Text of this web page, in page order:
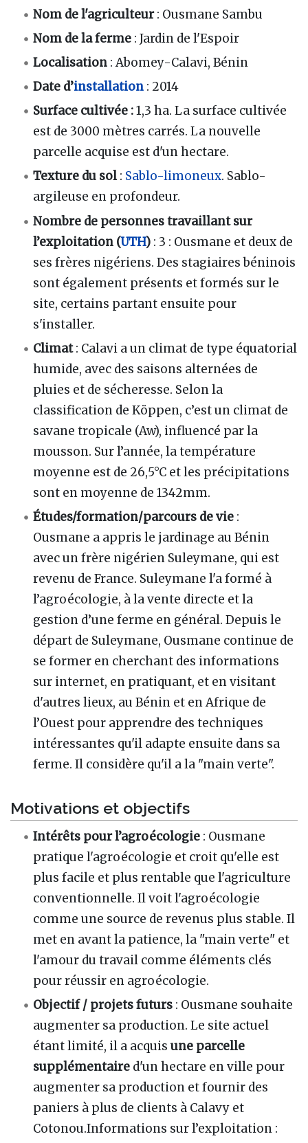
Nom de l'agriculteur: Ousmane Sambu
Nom de la ferme : Jardin de l'Espoir
Localisation : Abomey-Calavi, Bénin
Date d’installation : 2014
Surface cultivée :1,3 ha. La surface cultivée
est de 3000 mètres carrés. La nouvelle
parcelle acquise est d'un hectare.
Texture du sol: Sablo-limoneux. Sablo-
argileuse en profondeur.
Nombre de personnes travaillant sur
l’exploitation (UTH) : 3 : Ousmane et deux de
ses frères nigériens. Des stagiaires béninois
sont également présents et formés sur le
site, certains partant ensuite pour
s'installer.
Climat: Calavi a un climat de type équatorial
humide, avec des saisons alternées de
pluies et de sécheresse. Selon la
classification de Köppen, c’est un climat de
savane tropicale (Aw), influencé par la
mousson. Sur l’année, la température
moyenne est de 26,5°C et les précipitations
sont en moyenne de 1342mm.
Études/formation/parcours de vie :
Ousmane a appris le jardinage au Bénin
avec un frère nigérien Suleymane, qui est
revenu de France. Suleymane l'a formé à
l’agroécologie, à la vente directe et la
gestion d’une ferme en général. Depuis le
départ de Suleymane, Ousmane continue de
se former en cherchant des informations
sur internet, en pratiquant, et en visitant
d'autres lieux, au Bénin et en Afrique de
l’Ouest pour apprendre des techniques
intéressantes qu'il adapte ensuite dans sa
ferme. Il considère qu'il a la "main verte".
Motivations et objectifs
Intérêts pour l’agroécologie : Ousmane
pratique l'agroécologie et croit qu'elle est
plus facile et plus rentable que l'agriculture
conventionnelle. Il voit l'agroécologie
comme une source de revenus plus stable. Il
met en avant la patience, la "main verte" et
l'amour du travail comme éléments clés
pour réussir en agroécologie.
Objectif / projets futurs : Ousmane souhaite
augmenter sa production. Le site actuel
étant limité, il a acquisune parcelle
supplémentaire d'un hectare en ville pour
augmenter sa production et fournir des
paniers à plus de clients à Calavy et
Cotonou.Informations sur l’exploitation :